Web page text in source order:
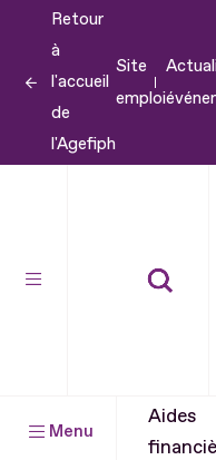
contenu
Retour
à
l'accueil
de
l'Agefiph
Site
emploi
Menu
Aides